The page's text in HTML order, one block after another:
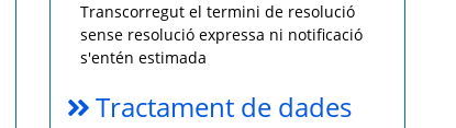
Transcorregut el termini de resolució
sense resolució expressa ni notificació
s'entén estimada
Tractament de dades